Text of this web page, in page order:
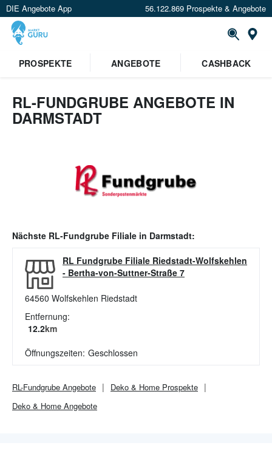
DIE Angebote App 56.122.869 Prospekte & Angebote
PROSPEKTE
ANGEBOTE CASHBACK
RL-FUNDGRUBE ANGEBOTE IN
DARMSTADT
Nächste RL-Fundgrube Filiale in Darmstadt:
RL Fundgrube Filiale Riedstadt-Wolfskehlen
- Bertha-von-Suttner-Straße 7
64560 Wolfskehlen Riedstadt
Entfernung:
12.2km
Öffnungszeiten: Geschlossen
RL-Fundgrube Angebote Deko & Home Prospekte
Deko & Home Angebote